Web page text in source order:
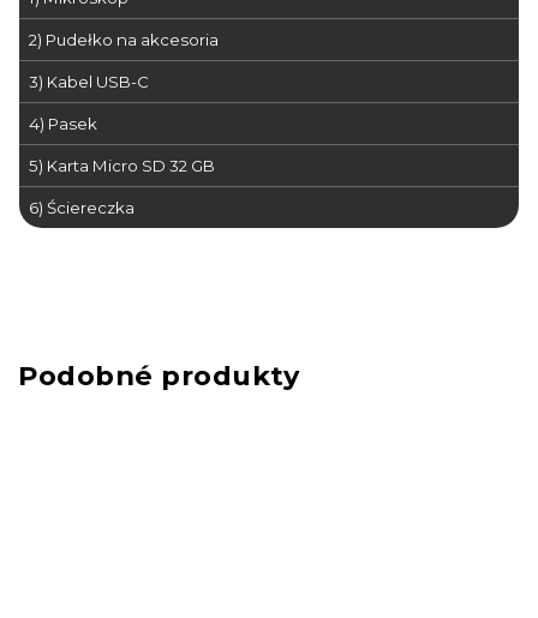
2) Pudełko na akcesoria
3) Kabel USB-C
4) Pasek
5) Karta Micro SD 32 GB
6) Ściereczka